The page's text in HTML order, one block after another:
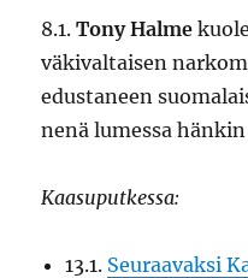
8.1.Tony Halme
väkivaltaisen
edustaneen
nenä lumessa
Kaasuputkessa:
13.1. Seuraavaksi